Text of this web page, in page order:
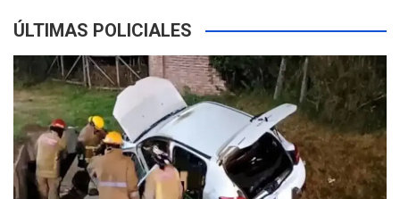
ÚLTIMAS POLICIALES